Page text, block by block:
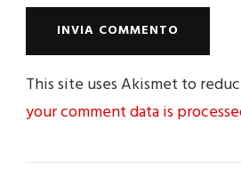
This site uses Akismet to
your comment data is